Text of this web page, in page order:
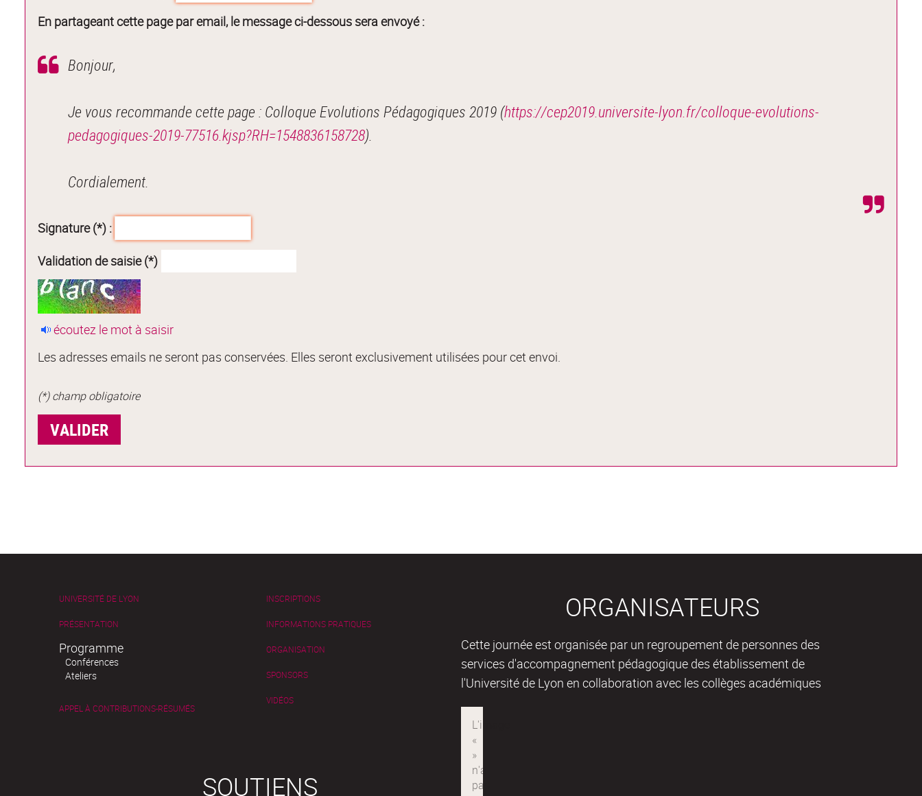
En partageant cette page par email, le message ci-dessous sera envoyé :
Bonjour,
Je vous recommande cette page : Colloque Evolutions Pédagogiques 2019 (https://cep2019.universite-lyon.fr/colloque-evolutions-
pedagogiques-2019-77516.kjsp?RH=1548836158728).
Cordialement.
Signature (*) :
Validation de saisie (*)
écoutez le mot à saisir
Les adresses emails ne seront pas conservées. Elles seront exclusivement utilisées pour cet envoi.
(*) champ obligatoire
UNIVERSITÉ DE LYON
PRÉSENTATION
Programme
Conférences
Ateliers
APPEL À CONTRIBUTIONS-RÉSUMÉS
INSCRIPTIONS
INFORMATIONS PRATIQUES
ORGANISATION
SPONSORS
VIDÉOS
ORGANISATEURS
Cette journée est organisée par un regroupement de personnes des
services d'accompagnement pédagogique des établissement de
l'Université de Lyon en collaboration avec les collèges académiques
SOUTIENS